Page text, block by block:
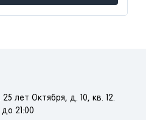
лет Октября, д. 10, кв. 12.
21:00